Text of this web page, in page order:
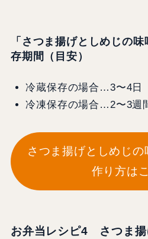
「さつま揚げとしめじの
存期間（目安）
冷蔵保存の場合…3〜4日
冷凍保存の場合…2〜3週
さつま揚げとしめじ
作り方は
お弁当レシピ4 さつま揚